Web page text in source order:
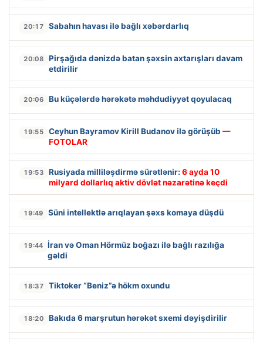
20:17 Sabahın havası ilə bağlı xəbərdarlıq
20:08
Pirşağıda dənizdə batan şəxsin axtarışları davam
etdirilir
20:06 Bu küçələrdə hərəkətə məhdudiyyət qoyulacaq
19:55 Ceyhun Bayramov Kirill Budanov ilə görüşüb —
FOTOLAR
19:53 Rusiyada milliləşdirmə sürətlənir: 6 ayda 10
milyard dollarlıq aktiv dövlət nəzarətinə keçdi
19:49 Süni intellektlə arıqlayan şəxs komaya düşdü
19:44 İran və Oman Hörmüz boğazı ilə bağlı razılığa
gəldi
18:37 Tiktoker “Beniz”ə hökm oxundu
18:20 Bakıda 6 marşrutun hərəkət sxemi dəyişdirilir